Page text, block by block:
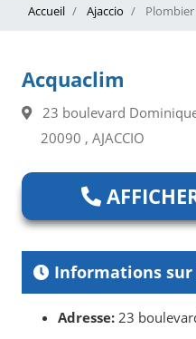
Accueil Ajaccio
Acquaclim
23 boulevard
20090 , AJACCIO
Informations
Adresse: 23